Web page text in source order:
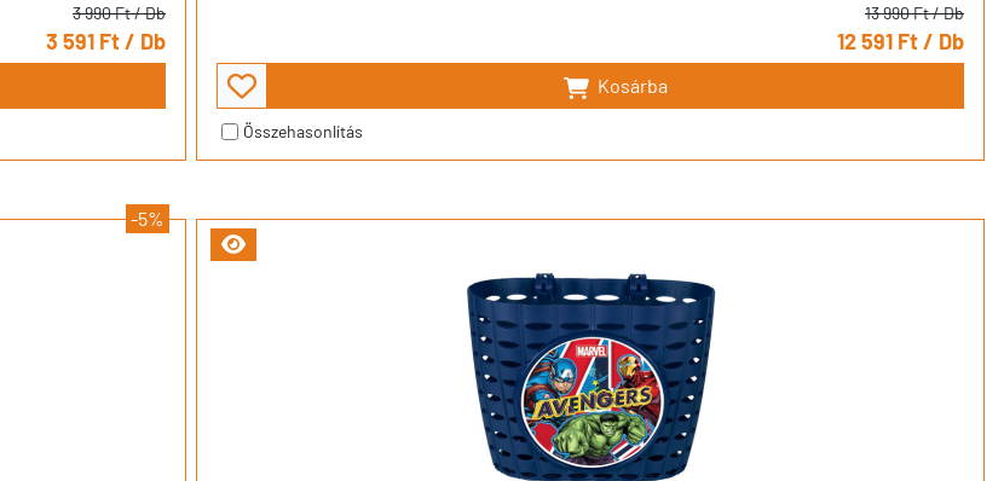
3 990 Ft/ Db
3 591 Ft/ Db
13 990 Ft/ Db
12 591 Ft/ Db
Kosárba
Összehasonlítás
-5%